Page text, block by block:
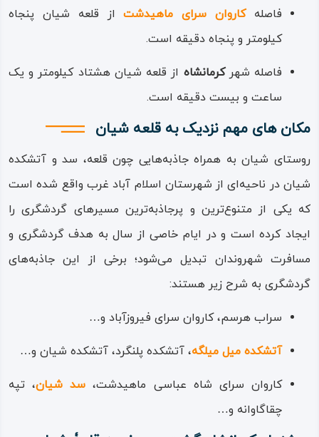
آتشکده شیان است و در ایام سال نظر تعداد کثیری از
گردشگران و علاقه‌ مندان آثار تاریخی را به خود جلب می‌کند.
فاصلهکاروان سرای ماهیدشتاز قلعه‌ شیان پنجاه
کیلومتر و پنجاه دقیقه است.
فاصله شهرکرمانشاه از قلعه شیان‌ هشتاد کیلومتر و یک‌
ساعت و بیست دقیقه است.
مکان های مهم نزدیک به قلعه شیان
روستای شیان به همراه جاذبه‌هایی چون قلعه، سد و آتشکده
شیان در ناحیه‌ای از شهرستان اسلام‌ آباد غرب واقع شده است
که یکی از متنوع‌ترین و پرجاذبه‌ترین مسیرهای گردشگری را
ایجاد کرده است و در ایام خاصی از سال به هدف گردشگری و
مسافرت شهروندان تبدیل می‌شود؛ برخی از این جاذبه‌های
گردشگری به شرح زیر هستند:
سراب هرسم، کاروان سرای فیروزآباد و…
آتشکده میل میلگه، آتشکده پلنگرد، آتشکده شیان و…
کاروان سرای شاه‌ عباسی ماهیدشت، سد شیان، تپه
چقاگاوانه و…